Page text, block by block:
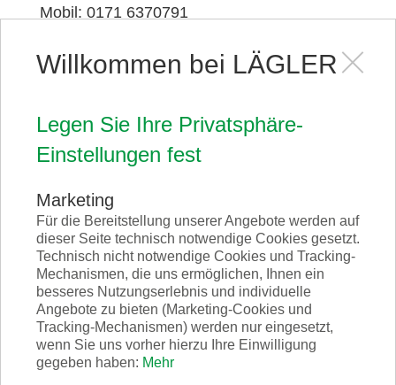
Mobil: 0171 6370791
f.floss@laegler.de
Download Fragebogen
Bei anwendungstechnischen Fragen
empfehlen wir Ihnen, sich vorab
die entsprechenden Fragebögen
herunterzuladen, dort Ihr Anliegen so gut wie
möglich zu beschreiben und uns diesen
zuzusenden. Diese Informationen ermöglichen
Willkommen bei LÄGLER
Legen Sie Ihre Privatsphäre-
Einstellungen fest
Marketing
Für die Bereitstellung unserer Angebote werden auf
dieser Seite technisch notwendige Cookies gesetzt.
Technisch nicht notwendige Cookies und Tracking-
Mechanismen, die uns ermöglichen, Ihnen ein
besseres Nutzungserlebnis und individuelle
Angebote zu bieten (Marketing-Cookies und
Tracking-Mechanismen) werden nur eingesetzt,
wenn Sie uns vorher hierzu Ihre Einwilligung
gegeben haben: Mehr